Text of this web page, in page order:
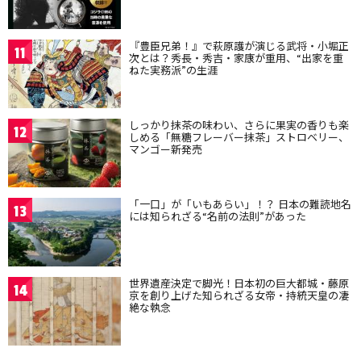
11 『豊臣兄弟！』で萩原護が演じる武将・小堀正
次とは？秀長・秀吉・家康が重用、“出家を重
ねた実務派”の生涯
12 しっかり抹茶の味わい、さらに果実の香りも楽
しめる「無糖フレーバー抹茶」ストロベリー、
マンゴー新発売
13 「一口」が「いもあらい」！？ 日本の難読地名
には知られざる“名前の法則”があった
14 世界遺産決定で脚光！日本初の巨大都城・藤原
京を創り上げた知られざる女帝・持統天皇の凄
絶な執念